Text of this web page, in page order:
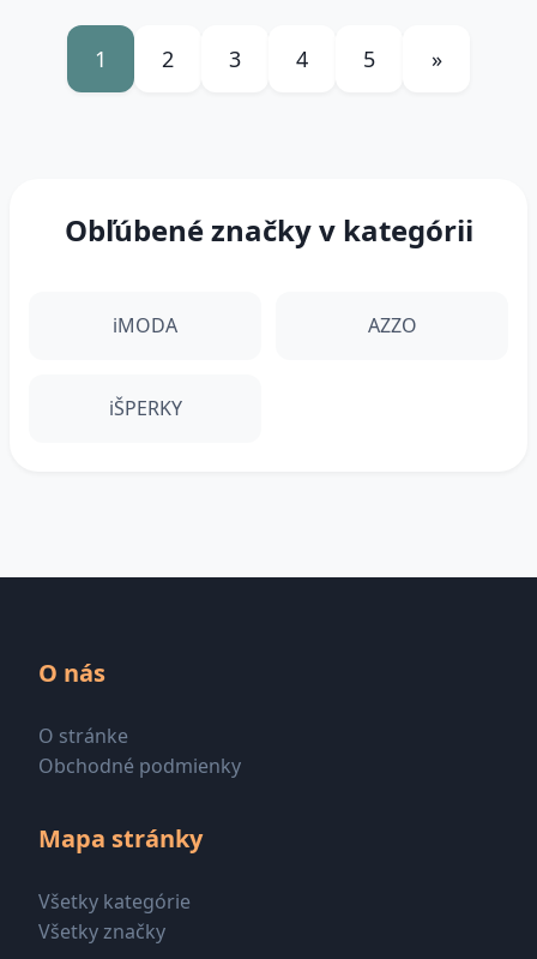
1 2 3 4 5 »
Obľúbené značky v kategórii
iMODA AZZO
iŠPERKY
O nás
O stránke
Obchodné podmienky
Mapa stránky
Všetky kategórie
Všetky značky